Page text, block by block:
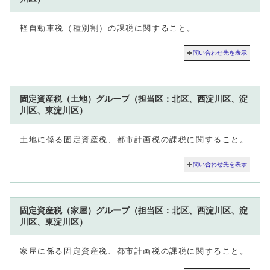
軽自動車税（種別割）の課税に関すること。
問い合わせ先を表示
固定資産税（土地）グループ（担当区：北区、西淀川区、淀
川区、東淀川区）
土地に係る固定資産税、都市計画税の課税に関すること。
問い合わせ先を表示
固定資産税（家屋）グループ（担当区：北区、西淀川区、淀
川区、東淀川区）
家屋に係る固定資産税、都市計画税の課税に関すること。